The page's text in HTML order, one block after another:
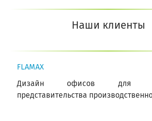
Наши клиенты
FLAMAX
Дизайн офисов для
представительства